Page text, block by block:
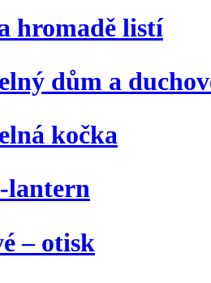
hromadě listí
dům a
kočka
lantern
– otisk